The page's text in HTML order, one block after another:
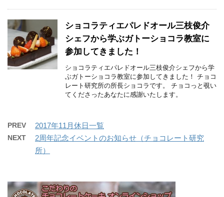
ショコラティエパレドオール三枝俊介
シェフから学ぶガトーショコラ教室に
参加してきました！
ショコラティエパレドオール三枝俊介シェフから学
ぶガトーショコラ教室に参加してきました！ チョコ
レート研究所の所長ショコラです。 チョコっと覗い
てくださったあなたに感謝いたします。
PREV 2017年11月休日一覧
NEXT
2周年記念イベントのお知らせ（チョコレート研究
所）